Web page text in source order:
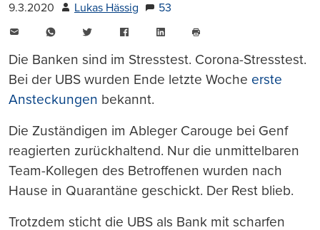
9.3.2020 Lukas Hässig
53
WhatsAppTwitter FacebookLinkedIn
drucken
Die Banken sind im Stresstest. Corona-Stresstest.
Bei der UBS wurden Ende letzte Woche erste
Ansteckungen bekannt.
Die Zuständigen im Ableger Carouge bei Genf
reagierten zurückhaltend. Nur die unmittelbaren
Team-Kollegen des Betroffenen wurden nach
Hause in Quarantäne geschickt. Der Rest blieb.
Trotzdem sticht die UBS als Bank mit scharfen